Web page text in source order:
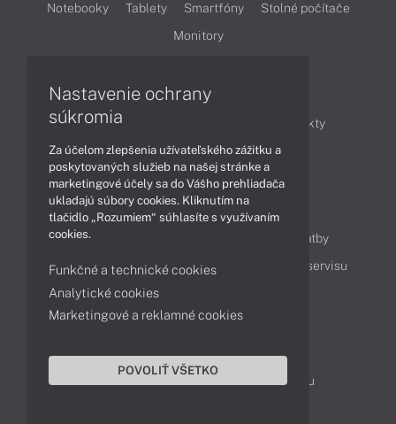
Notebooky Tablety Smartfóny
Stolné počítače
Monitory
Články
Obchodné informácie
Produkty
Technológie
Videá
Obsah
Ako nakupovať
Možnosti doručenia a platby
Podpora a servis
Servisné služby Cenník servisu
Kontakty
043 4224 771
Obchodné oddelenie
Reklamácia tovaru
Nastavenie ochrany
súkromia
Za účelom zlepšenia užívateľského zážitku a
poskytovaných služieb na našej stránke a
marketingové účely sa do Vášho prehliadača
ukladajú súbory cookies. Kliknutím na
tlačidlo „Rozumiem“ súhlasíte s využívaním
cookies.
Funkčné a technické cookies
Analytické cookies
Marketingové a reklamné cookies
POVOLIŤ VŠETKO